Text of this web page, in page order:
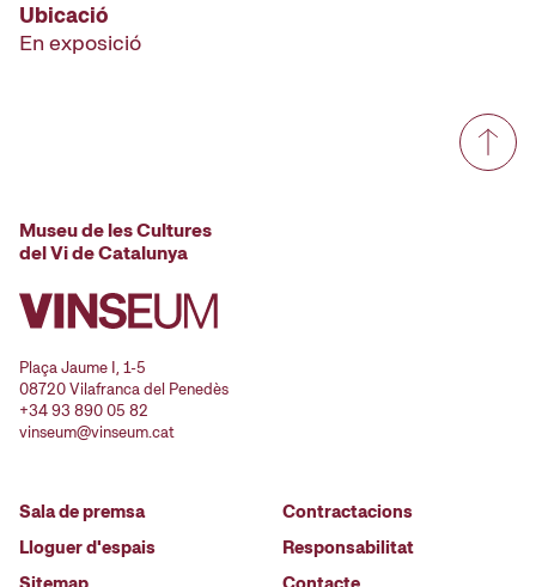
Ubicació
En exposició
Museu de les Cultures
del Vi de Catalunya
Plaça Jaume I, 1-5
08720 Vilafranca del Penedès
+34 93 890 05 82
vinseum@vinseum.cat
Sala de premsa
Lloguer d'espais
Contractacions
Responsabilitat